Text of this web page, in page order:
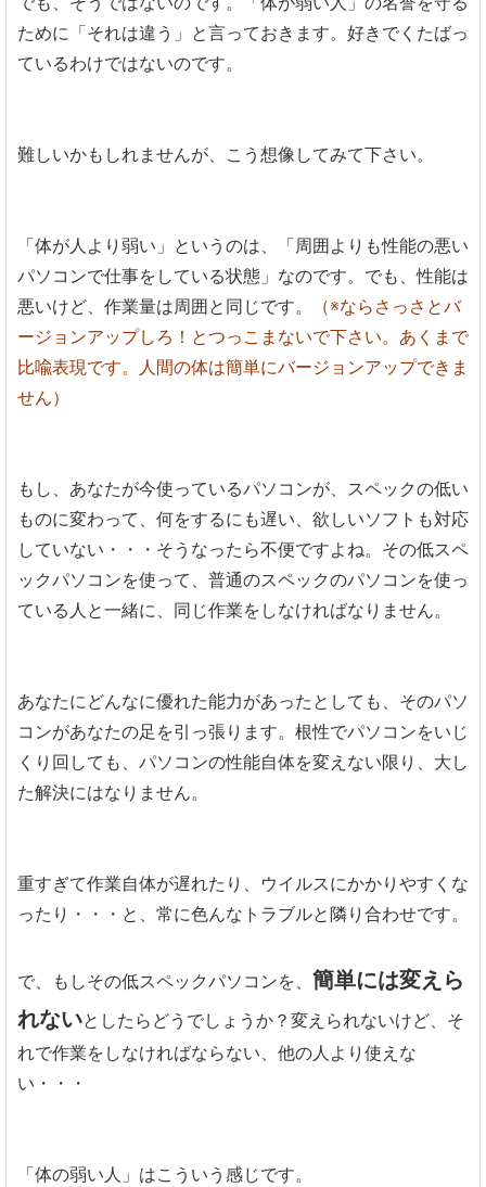
ために「それは違う」と言っておきます。好きでくたばっ
ているわけではないのです。
難しいかもしれませんが、こう想像してみて下さい。
「体が人より弱い」というのは、「周囲よりも性能の悪い
パソコンで仕事をしている状態」なのです。でも、性能は
悪いけど、作業量は周囲と同じです。
（※ならさっさとバ
ージョンアップしろ！とつっこまないで下さい。あくまで
比喩表現です。人間の体は簡単にバージョンアップできま
せん）
もし、あなたが今使っているパソコンが、スペックの低い
ものに変わって、何をするにも遅い、欲しいソフトも対応
していない・・・そうなったら不便ですよね。その低スペ
ックパソコンを使って、普通のスペックのパソコンを使っ
ている人と一緒に、同じ作業をしなければなりません。
あなたにどんなに優れた能力があったとしても、そのパソ
コンがあなたの足を引っ張ります。根性でパソコンをいじ
くり回しても、パソコンの性能自体を変えない限り、大し
た解決にはなりません。
重すぎて作業自体が遅れたり、ウイルスにかかりやすくな
ったり・・・と、常に色んなトラブルと隣り合わせです。
で、もしその低スペックパソコンを、 簡単には変えら
れないとしたらどうでしょうか？変えられないけど、そ
れで作業をしなければならない、他の人より使えな
い・・・
「体の弱い人」はこういう感じです。